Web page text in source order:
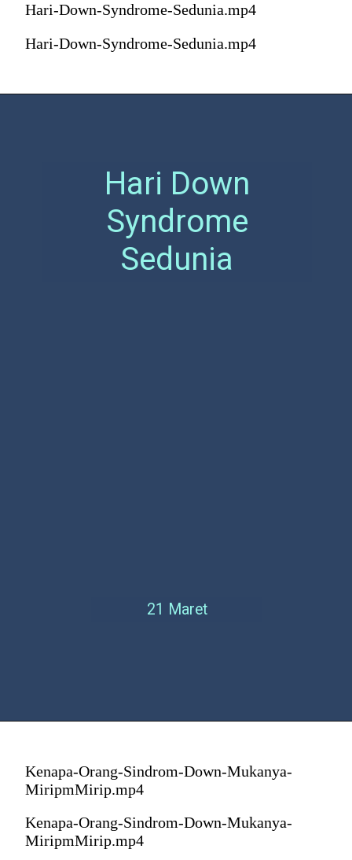
Hari-Down-Syndrome-Sedunia.mp4
Hari-Down-Syndrome-Sedunia.mp4
Hari Down
Syndrome
Sedunia
21 Maret
Kenapa-Orang-Sindrom-Down-Mukanya-
MiripmMirip.mp4
Kenapa-Orang-Sindrom-Down-Mukanya-
MiripmMirip.mp4